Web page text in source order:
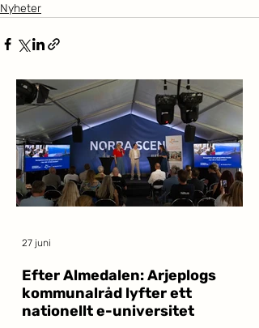
Nyheter
Efter Almedalen: Arjeplogs
kommunalråd lyfter ett
nationellt e-universitet
27 juni